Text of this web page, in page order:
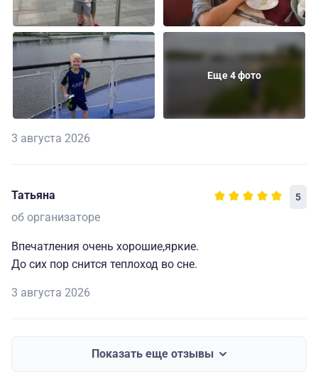
Еще 4 фото
3 августа 2026
Татьяна 5
об организаторе
Впечатления очень хорошие,яркие.
До сих пор снится теплоход во сне.
3 августа 2026
Показать еще отзывы